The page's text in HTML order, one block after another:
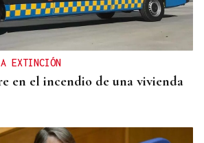
EXTINCIÓN
en el incendio de una vivienda